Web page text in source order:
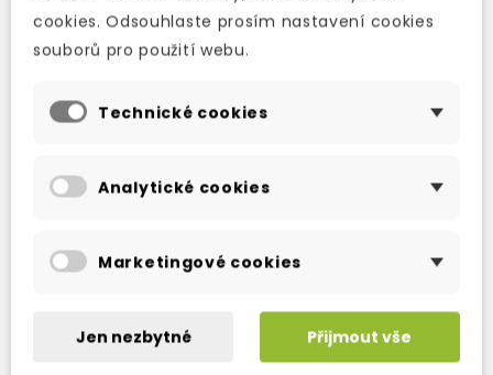
*60 photocopiable grammar, vocabulary, and
*Workbook answer keys and audio scripts
*Student’s Book audio scripts
*Ready-made tests as well as question bank
cookies. Odsouhlaste prosím nastavení cookies
souborů pro použití webu.
Technické cookies
Analytické cookies
Marketingové cookies
Jen nezbytné Přijmout vše